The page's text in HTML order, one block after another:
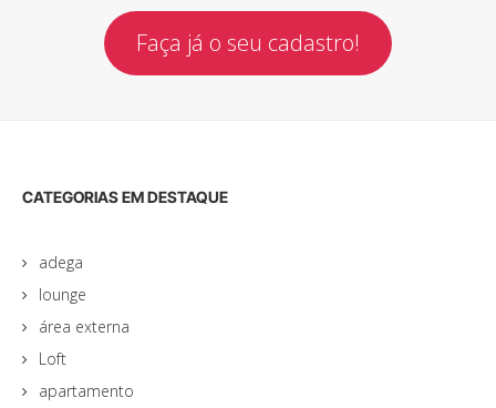
Faça já o seu cadastro!
CATEGORIAS EM DESTAQUE
adega
lounge
área externa
Loft
apartamento